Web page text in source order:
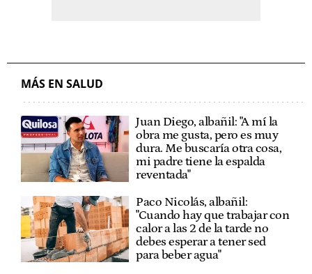
MÁS EN SALUD
Juan Diego, albañil: "A mí la
obra me gusta, pero es muy
dura. Me buscaría otra cosa,
mi padre tiene la espalda
reventada"
Paco Nicolás, albañil:
"Cuando hay que trabajar con
calor a las 2 de la tarde no
debes esperar a tener sed
para beber agua"